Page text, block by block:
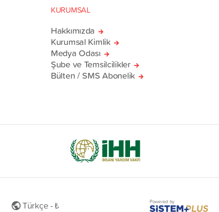
KURUMSAL
Hakkımızda
Kurumsal Kimlik
Medya Odası
Şube ve Temsilcilikler
Bülten / SMS Abonelik
Türkçe - ₺ Powered by